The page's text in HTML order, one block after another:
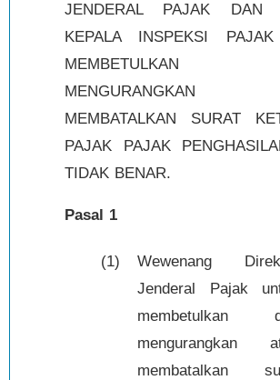
JENDERAL PAJAK DAN
KEPALA INSPEKSI
MEMBETULKAN
MENGURANGKAN
MEMBATALKAN SURAT
PAJAK PAJAK
TIDAK BENAR.
Pasal 1
(1)
Wewenang
Jenderal Pajak
membetulkan
mengurangkan
membatalkan